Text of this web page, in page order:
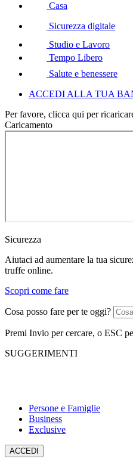
Casa
Sicurezza digitale
Studio e Lavoro
Tempo Libero
Salute e benessere
ACCEDI ALLA TUA
Per favore, clicca qui per
Caricamento
Sicurezza
Aiutaci ad aumentare la tua
truffe online.
Scopri come fare
Cosa posso fare per te oggi?
Premi Invio per cercare, o ESC
SUGGERIMENTI
Persone e Famiglie
Business
Exclusive
ACCEDI